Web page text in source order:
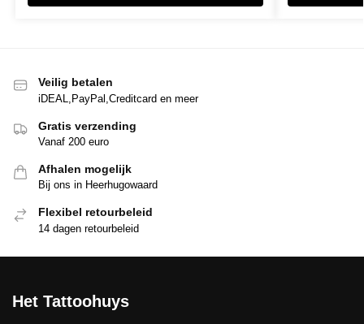
Veilig betalen
iDEAL,PayPal,Creditcard en meer
Gratis verzending
Vanaf 200 euro
Afhalen mogelijk
Bij ons in Heerhugowaard
Flexibel retourbeleid
14 dagen retourbeleid
Het Tattoohuys